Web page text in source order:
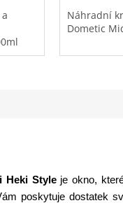
Náhradní
Dometic
Heki Styleje okno,
poskytuje dostatek